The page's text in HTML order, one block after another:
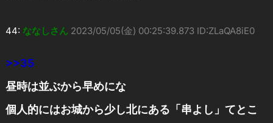
44: ななしさん 2023/05/05(金) 00:25:39.873 ID:ZLaQA8iE0
>>35
昼時は並ぶから早めにな
個人的にはお城から少し北にある「串よし」てとこ